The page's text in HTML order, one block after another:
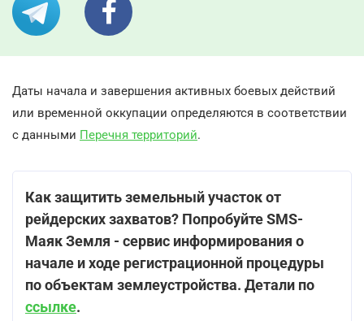
Даты начала и завершения активных боевых действий
или временной оккупации определяются в соответствии
с данными Перечня территорий.
Как защитить земельный участок от
рейдерских захватов? Попробуйте SMS-
Маяк Земля - сервис информирования о
начале и ходе регистрационной процедуры
по объектам землеустройства. Детали по
ссылке.